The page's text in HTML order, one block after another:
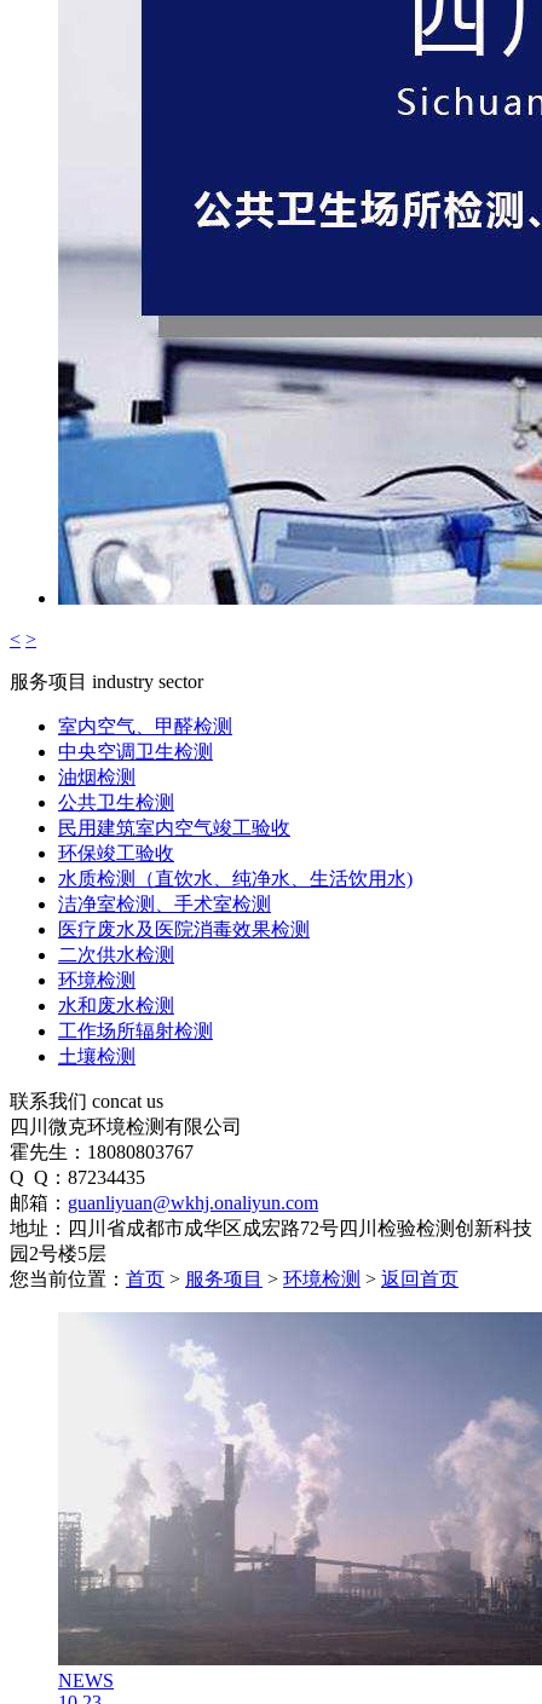
< >
服务项目 industry sector
室内空气、甲醛检测
中央空调卫生检测
油烟检测
公共卫生检测
民用建筑室内空气竣工验收
环保竣工验收
水质检测（直饮水、纯净水、生活饮用水)
洁净室检测、手术室检测
医疗废水及医院消毒效果检测
二次供水检测
环境检测
水和废水检测
工作场所辐射检测
土壤检测
联系我们 concat us
四川微克环境检测有限公司
霍先生：18080803767
Q Q：87234435
邮箱： guanliyuan@wkhj.onaliyun.com
地址：四川省成都市成华区成宏路72号四川检验检测创新科技
园2号楼5层
您当前位置： 首页 > 服务项目 > 环境检测 > 返回首页
NEWS